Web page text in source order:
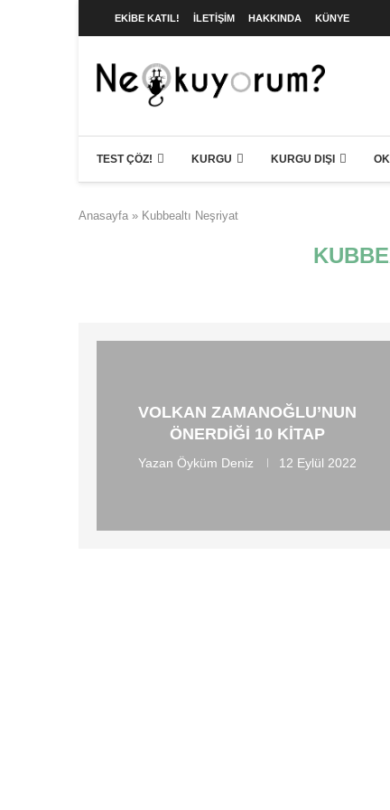
EKIBE KATIL! İLETIŞIM HAKKINDA KÜNYE
TEST ÇÖZ! KURGU KURGU DIŞI
Anasayfa » Kubbealtı Neşriyat
VOLKAN ZAMANOĞLU’NUN
ÖNERDIĞI 10 KITAP
YazanÖyküm Deniz 12 Eylül 2022